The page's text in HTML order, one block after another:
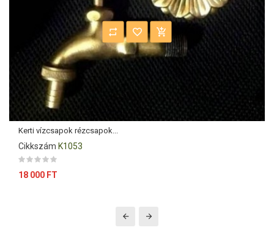
Kerti vízcsapok rézcsapok...
Cikkszám K1053
Ár
18 000 FT